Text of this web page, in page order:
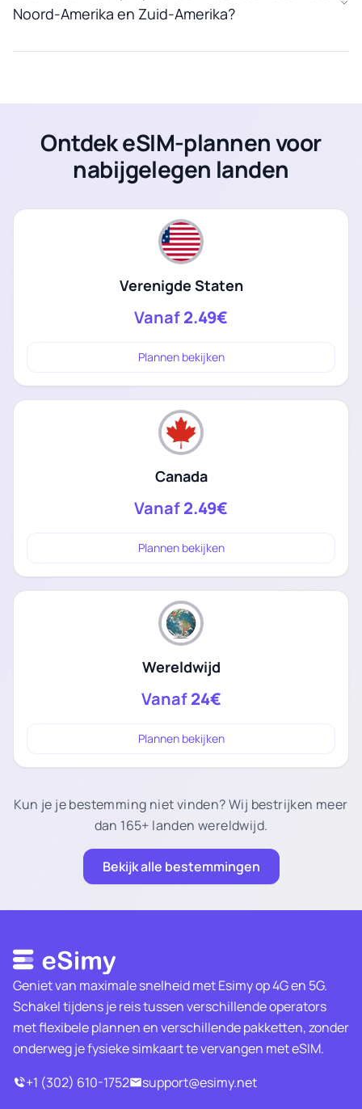
Noord-Amerika en Zuid-Amerika?
Ontdek eSIM-plannen voor
nabijgelegen landen
Verenigde Staten
Vanaf2.49€
Plannen bekijken
Canada
Vanaf2.49€
Plannen bekijken
Wereldwijd
Vanaf24€
Plannen bekijken
Kun je je bestemming niet vinden? Wij bestrijken meer
dan 165+ landen wereldwijd.
Bekijk alle bestemmingen
Geniet van maximale snelheid met Esimy op 4G en 5G.
Schakel tijdens je reis tussen verschillende operators
met flexibele plannen en verschillende pakketten, zonder
onderweg je fysieke simkaart te vervangen met eSIM.
+1 (302) 610-1752
support@esimy.net